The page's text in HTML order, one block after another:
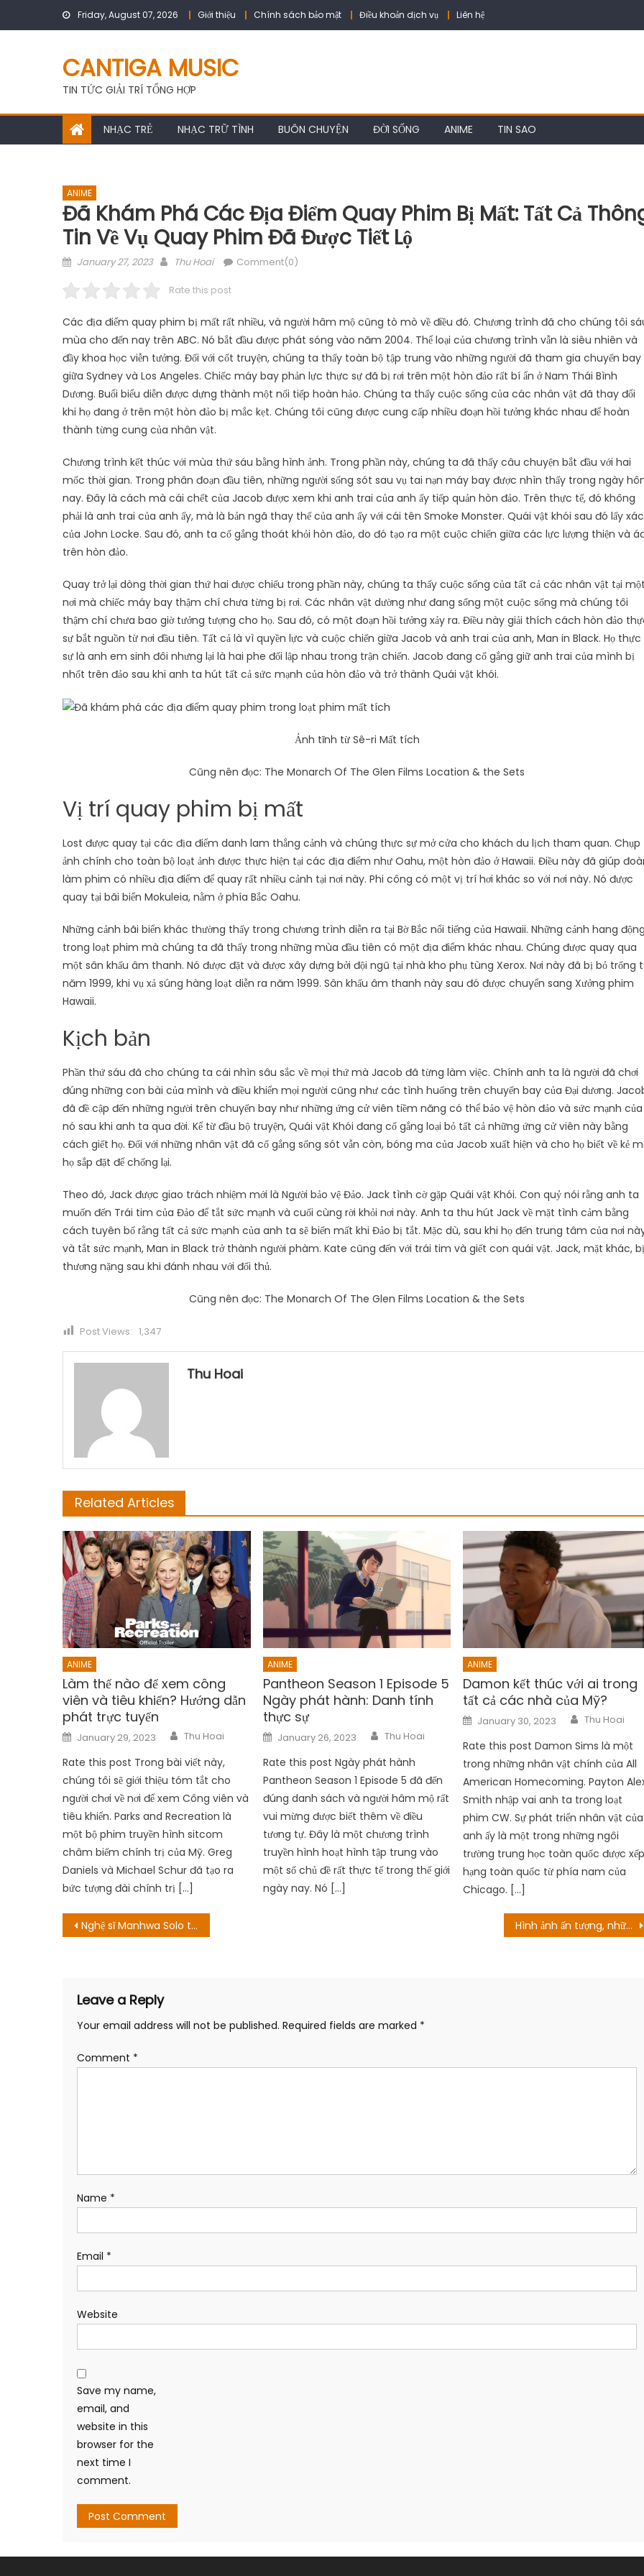
Friday, August 07, 2026 Giới thiệu Chính sách bảo mật Điều khoản dịch vụ Liên hệ
CANTIGA MUSIC
TIN TỨC GIẢI TRÍ TỔNG HỢP
NHẠC TRẺ NHẠC TRỮ TÌNH BUÔN CHUYỆN ĐỜI SỐNG ANIME TIN SAO
ANIME
Đã Khám Phá Các Địa Điểm Quay Phim Bị Mất: Tất Cả
Tin Về Vụ Quay Phim Đã Được Tiết Lộ
Posted
January 27, 2023 Author
Thu Hoai Comment(0)
Rate this post
Các địa điểm quay phim bị mất rất nhiều, và người hâm mộ cũng tò mò về điều đó. Chương trình đã cho chúng tôi
mùa cho đến nay trên ABC. Nó bắt đầu được phát sóng vào năm 2004. Thể loại của chương trình vẫn là siêu nhiên và
đầy khoa học viễn tưởng. Đối với cốt truyện, chúng ta thấy toàn bộ tập trung vào những người đã tham gia chuyến bay
giữa Sydney và Los Angeles. Chiếc máy bay phản lực thực sự đã bị rơi trên một hòn đảo rất bí ẩn ở Nam Thái Bình
Dương. Buổi biểu diễn được dựng thành một nối tiếp hoàn hảo. Chúng ta thấy cuộc sống của các nhân vật đã thay đổi
khi họ đang ở trên một hòn đảo bị mắc kẹt. Chúng tôi cũng được cung cấp nhiều đoạn hồi tưởng khác nhau để hoàn
thành từng cung của nhân vật.
Chương trình kết thúc với mùa thứ sáu bằng hình ảnh. Trong phần này, chúng ta đã thấy câu chuyện bắt đầu với hai
mốc thời gian. Trong phân đoạn đầu tiên, những người sống sót sau vụ tai nạn máy bay được nhìn thấy trong ngày
nay. Đây là cách mà cái chết của Jacob được xem khi anh trai của anh ấy tiếp quản hòn đảo. Trên thực tế, đó không
phải là anh trai của anh ấy, mà là bản ngã thay thế của anh ấy với cái tên Smoke Monster. Quái vật khói sau đó lấy xác
của John Locke. Sau đó, anh ta cố gắng thoát khỏi hòn đảo, do đó tạo ra một cuộc chiến giữa các lực lượng thiện và
trên hòn đảo.
Quay trở lại dòng thời gian thứ hai được chiếu trong phần này, chúng ta thấy cuộc sống của tất cả các nhân vật tại
nơi mà chiếc máy bay thậm chí chưa từng bị rơi. Các nhân vật dường như đang sống một cuộc sống mà chúng tôi
thậm chí chưa bao giờ tưởng tượng cho họ. Sau đó, có một đoạn hồi tưởng xảy ra. Điều này giải thích cách hòn đảo
sự bắt nguồn từ nơi đầu tiên. Tất cả là vì quyền lực và cuộc chiến giữa Jacob và anh trai của anh, Man in Black. Họ thực
sự là anh em sinh đôi nhưng lại là hai phe đối lập nhau trong trận chiến. Jacob đang cố gắng giữ anh trai của mình bị
nhốt trên đảo sau khi anh ta hút tất cả sức mạnh của hòn đảo và trở thành Quái vật khói.
Ảnh tĩnh từ Sê-ri Mất tích
Cũng nên đọc: The Monarch Of The Glen Films Location & the Sets
Vị trí quay phim bị mất
Lost được quay tại các địa điểm danh lam thắng cảnh và chúng thực sự mở cửa cho khách du lịch tham quan. Chụp
ảnh chính cho toàn bộ loạt ảnh được thực hiện tại các địa điểm như Oahu, một hòn đảo ở Hawaii. Điều này đã giúp
làm phim có nhiều địa điểm để quay rất nhiều cảnh tại nơi này. Phi công có một vị trí hơi khác so với nơi này. Nó được
quay tại bãi biển Mokuleia, nằm ở phía Bắc Oahu.
Những cảnh bãi biển khác thường thấy trong chương trình diễn ra tại Bờ Bắc nổi tiếng của Hawaii. Những cảnh hang
trong loạt phim mà chúng ta đã thấy trong những mùa đầu tiên có một địa điểm khác nhau. Chúng được quay qua
một sân khấu âm thanh. Nó được đặt và được xây dựng bởi đội ngũ tại nhà kho phụ tùng Xerox. Nơi này đã bị bỏ trống
năm 1999, khi vụ xả súng hàng loạt diễn ra năm 1999. Sân khấu âm thanh này sau đó được chuyển sang Xưởng phim
Hawaii.
Kịch bản
Phần thứ sáu đã cho chúng ta cái nhìn sâu sắc về mọi thứ mà Jacob đã từng làm việc. Chính anh ta là người đã chơi
đúng những con bài của mình và điều khiển mọi người cũng như các tình huống trên chuyến bay của Đại dương.
đã đề cập đến những người trên chuyến bay như những ứng cử viên tiềm năng có thể bảo vệ hòn đảo và sức mạnh của
nó sau khi anh ta qua đời. Kể từ đầu bộ truyện, Quái vật Khói đang cố gắng loại bỏ tất cả những ứng cử viên này bằng
cách giết họ. Đối với những nhân vật đã cố gắng sống sót vẫn còn, bóng ma của Jacob xuất hiện và cho họ biết về kẻ
họ sắp đặt để chống lại.
Theo đó, Jack được giao trách nhiệm mới là Người bảo vệ Đảo. Jack tình cờ gặp Quái vật Khói. Con quỷ nói rằng anh ta
muốn đến Trái tim của Đảo để tắt sức mạnh và cuối cùng rời khỏi nơi này. Anh ta thu hút Jack về mặt tình cảm bằng
cách tuyên bố rằng tất cả sức mạnh của anh ta sẽ biến mất khi Đảo bị tắt. Mặc dù, sau khi họ đến trung tâm của nơi
và tắt sức mạnh, Man in Black trở thành người phàm. Kate cũng đến với trái tim và giết con quái vật. Jack, mặt khác, bị
thương nặng sau khi đánh nhau với đối thủ.
Cũng nên đọc: The Monarch Of The Glen Films Location & the Sets
Post Views: 1,347
Thu Hoai
Related Articles
ANIME
Làm thế nào để xem công
viên và tiêu khiển? Hướng dẫn
phát trực tuyến
Posted
on
January 29, 2023 Author
Thu Hoai
Rate this post Trong bài viết này,
chúng tôi sẽ giới thiệu tóm tắt cho
người chơi về nơi để xem Công viên và
tiêu khiển. Parks and Recreation là
một bộ phim truyền hình sitcom
châm biếm chính trị của Mỹ. Greg
Daniels và Michael Schur đã tạo ra
bức tượng đài chính trị […]
ANIME
Pantheon Season 1 Episode 5
Ngày phát hành: Danh tính
thực sự
Posted
on
January 26, 2023 Author
Thu Hoai
Rate this post Ngày phát hành
Pantheon Season 1 Episode 5 đã đến
đúng danh sách và người hâm mộ rất
vui mừng được biết thêm về điều
tương tự. Đây là một chương trình
truyền hình hoạt hình tập trung vào
một số chủ đề rất thực tế trong thế giới
ngày nay. Nó […]
ANIME
Damon kết thúc với ai trong
tất cả các nhà của Mỹ?
Posted
on
January 30, 2023 Author
Thu Hoai
Rate this post Damon Sims là một
trong những nhân vật chính của All
American Homecoming. Payton
Smith nhập vai anh ta trong loạt
phim CW. Sự phát triển nhân vật của
anh ấy là một trong những ngôi
trường trung học toàn quốc được
hạng toàn quốc từ phía nam của
Chicago. […]
Post
Nghệ sĩ Manhwa Solo thăng cấp đã qua đời Hình ảnh ấn tượng, những người hâm mộ nổi da gà với những khoảnh khắc Luffy đấm Kaido
Leave a Reply
Your email address will not be published. Required fields are marked *
Comment *
Name *
Email *
Website
Save my name,
email, and
website in this
browser for the
next time I
comment.